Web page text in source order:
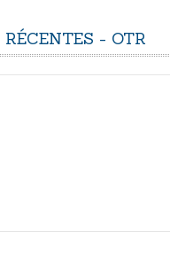
RÉCENTES - OTR